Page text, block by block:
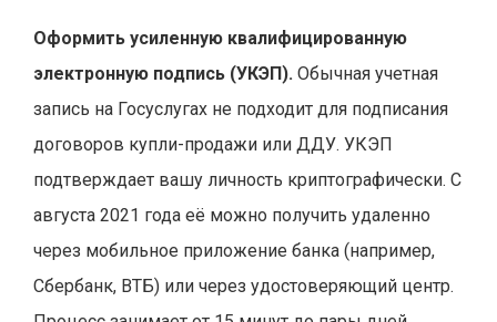
Оформить усиленную квалифицированную
электронную подпись (УКЭП). Обычная учетная
запись на Госуслугах не подходит для подписания
договоров купли-продажи или ДДУ. УКЭП
подтверждает вашу личность криптографически. С
августа 2021 года её можно получить удаленно
через мобильное приложение банка (например,
Сбербанк, ВТБ) или через удостоверяющий центр.